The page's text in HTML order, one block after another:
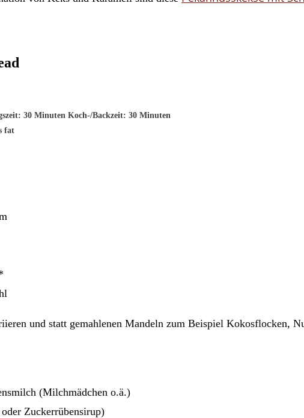
30 Minuten Koch-/Backzeit: 30 Minuten
fat
und statt gemahlenen Mandeln zum Beispiel Kokosflocken,
(Milchmädchen o.ä.)
Zuckerrübensirup)